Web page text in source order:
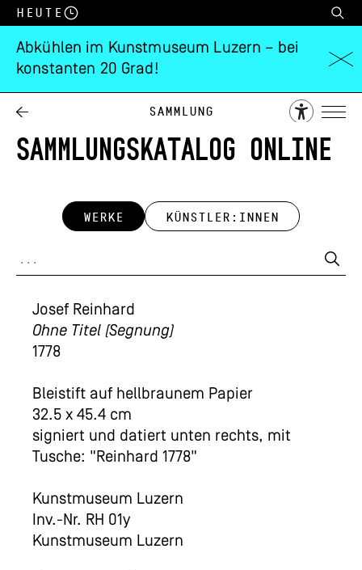
Heute
Abkühlen im Kunstmuseum Luzern – bei
konstanten 20 Grad!
Sammlung
SAMMLUNGSKATALOG ONLINE
WERKE KÜNSTLER:INNEN
Josef Reinhard
Ohne Titel (Segnung)
1778
Bleistift auf hellbraunem Papier
32.5 x 45.4 cm
signiert und datiert unten rechts, mit
Tusche: "Reinhard 1778"
Kunstmuseum Luzern
Inv.-Nr. RH 01y
Kunstmuseum Luzern